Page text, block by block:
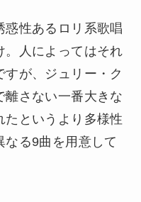
性あるロリ系歌唱
。人によってはそれ
が、ジュリー・ク
離さない一番大きな
たというより多様性
なる9曲を用意して